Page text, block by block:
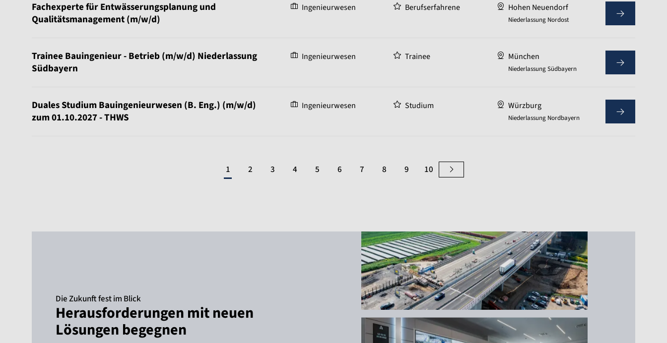
Fachexperte für Entwässerungsplanung und
Qualitätsmanagement (m/w/d)
Ingenieurwesen Berufserfahrene Hohen Neuendorf
Niederlassung Nordost
Trainee Bauingenieur - Betrieb (m/w/d) Niederlassung
Südbayern
Ingenieurwesen Trainee München
Niederlassung Südbayern
Duales Studium Bauingenieurwesen (B. Eng.) (m/w/d)
zum 01.10.2027 - THWS
Ingenieurwesen Studium Würzburg
Niederlassung Nordbayern
1 2 3 4 5 6 7 8 9 10
Die Zukunft fest im Blick
Herausforderungen mit neuen
Lösungen begegnen